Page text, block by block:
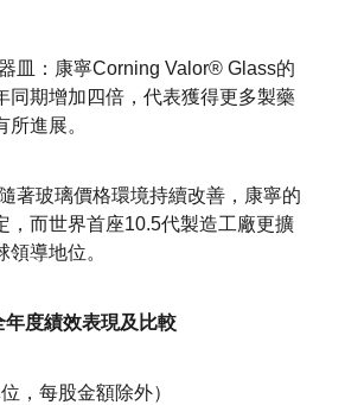
皿：康寧Corning Valor® Glass的
同期增加四倍，代表獲得更多製藥
進展。
著玻璃價格環境持續改善，康寧的
，而世界首座10.5代製造工廠更擴
領導地位。
度績效表現及比較
，每股金額除外）